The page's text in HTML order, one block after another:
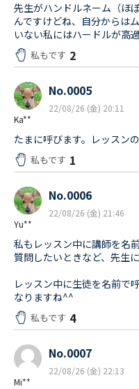
先生がハンドルネーム（ほ
んですけどね、自分からは
いない私にはハードルが高
私もです 2
Ka**
No.0005
22/08/26 (金) 20:11
たまに呼びます。レッスン
私もです 1
Yu**
No.0006
22/08/26 (金) 21:46
私もレッスン中に講師を名
質問したいときなど、先生
レッスン中に生徒を名前で
なりますね^^
私もです 4
Mi**
No.0007
22/08/26 (金) 22:13